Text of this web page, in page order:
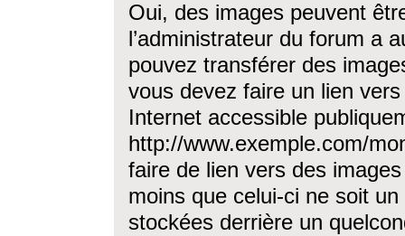
Oui, des images peuvent
l’administrateur du forum a
pouvez transférer des
vous devez faire un lien
Internet accessible
http://www.exemple.com/
faire de lien vers des
moins que celui-ci ne soit
stockées derrière un